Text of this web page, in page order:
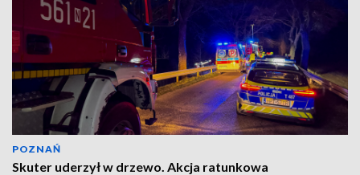
POZNAŃ
Skuter uderzył w drzewo. Akcja ratunkowa